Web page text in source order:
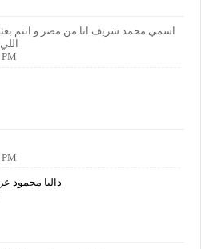
اسمي محمد شريف انا من مصر و انتم
داليا محمود